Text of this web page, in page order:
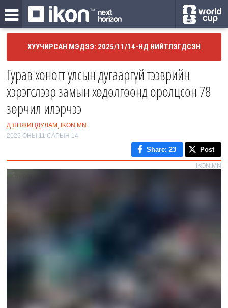
ХУУЧИРСАН МЭДЭЭ: 2025/11/14-НД НИЙТЛЭГДСЭН
Гурав хоногт улсын дугааргүй тээврийн
хэрэгслээр замын хөдөлгөөнд оролцсон 78
зөрчил илэрчээ
Д.ЯНЖИНДУЛАМ, IKON.MN
2025 ОНЫ 11 САРЫН 14
Share: 23 Post
IKON.MN